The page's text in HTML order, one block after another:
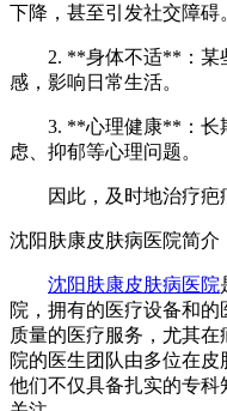
下降，甚至引发社交障碍
2. **身体不适**：某些
感，影响日常生活。
3. **心理健康**：长期
虑、抑郁等心理问题。
因此，及时地治疗疤
沈阳肤康皮肤病医院简介
沈阳肤康皮肤病医院
院，拥有的医疗设备和
质量的医疗服务，尤其
院的医生团队由多位在皮
他们不仅具备扎实的专